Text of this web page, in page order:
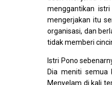
menggantikan
mengerjakan itu
organisasi, dan
tidak memberi
Istri Pono
Dia meniti semua
Menyelam di kali